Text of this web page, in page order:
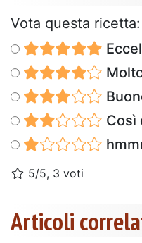
Vota questa ricetta:
Così
5/5, 3 voti
Articoli